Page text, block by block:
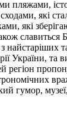
пляжами,
які
які
славиться
найстаріших
України, та
регіон
гумор,